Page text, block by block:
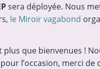
sera déployée. Nous
le Miroir vagabond
que bienvenues !
l’occasion, merci de